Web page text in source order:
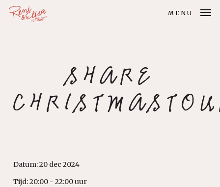
Skip
MENU
SHARE
Datum:20 dec 2024
Tijd:20:00 - 22:00 uur